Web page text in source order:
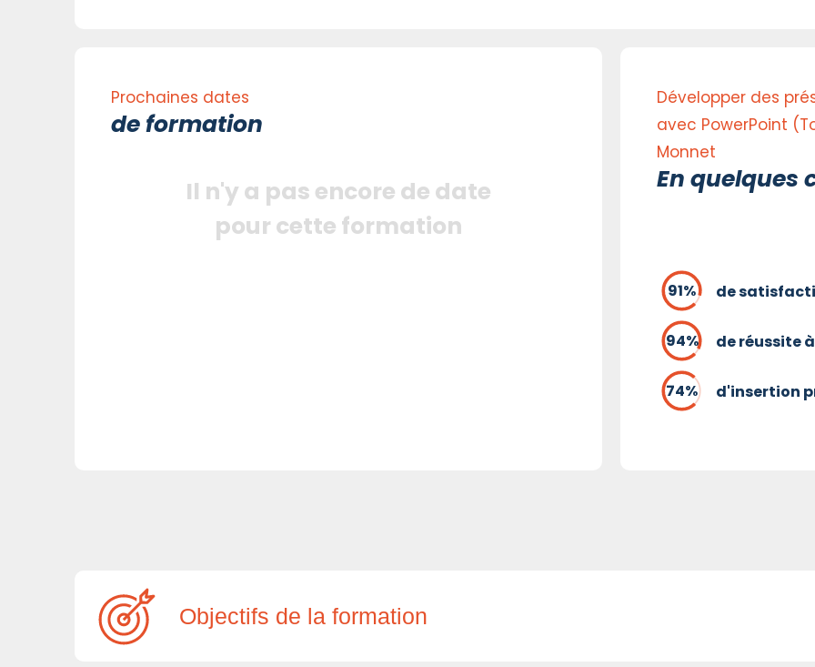
Prochaines dates
de formation
Il n'y a pas encore de date
pour cette formation
Développer des
avec PowerPoint
Monnet
En quelques
de
de réussite
d'insertion
Objectifs de la formation